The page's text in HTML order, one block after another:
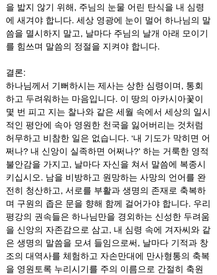
을 밟지 않기 위해 , 주님의 눈물 어린 탄식을 내 심령
에 새겨야 합니다. 세상 영광에 눈이 멀어 하나님의 말
씀을 멸시하지 말고, 날마다 주님의 날개 아래 모이기
를 힘쓰며 말씀의 정절을 지켜야 합니다.
결론:
하나님께서 기뻐하시는 제사는 상한 심령이며 , 통회
하고 두려워하는 마음입니다. 이 땅의 아카시아꽃이
몇 번 피고 지는 찰나와 같은 세월 속에서 세상의 일시
적인 평안에 속아 영원한 천국을 잃어버리는 것처럼
허무하고 비참한 일은 없습니다. ‘내 기도가 막히면 어
쩌나? 내 신앙이 실족하면 어쩌나?’ 하는 거룩한 영적
불안감을 가지고, 날마다 자신을 쳐서 말씀에 복종시
키십시오. 남을 비방하고 원망하는 사망의 언어를 완
전히 청산하고, 서로를 부활과 생명의 존재로 축복하
며 구원의 좁은 문을 향해 함께 걸어가야 합니다. 우리
평강의 권속들은 하나님만을 경외하는 신성한 두려움
을 신앙의 자존감으로 삼고, 내 심령 속에 겨자씨와 같
은 생명의 말씀을 모셔 들임으로써 , 날마다 기적과 창
조의 대역사를 체험하고 자손만대에 만사형통의 축복
을 영원토록 누리시기를 주의 이름으로 간절히 축원